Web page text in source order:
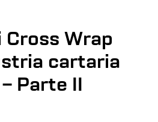
Cross Wrap
cartaria
Parte II